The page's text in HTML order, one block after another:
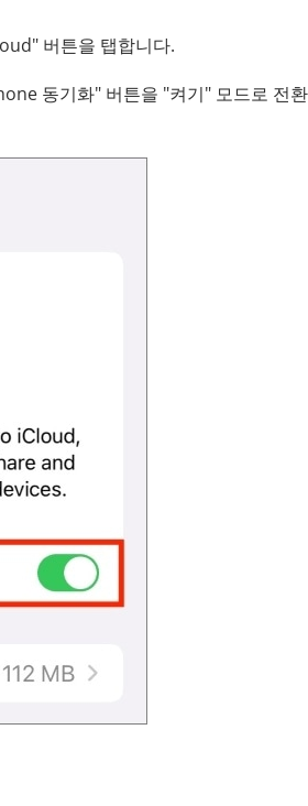
버튼을 탭합니다.
동기화" 버튼을 "켜기" 모드로 전